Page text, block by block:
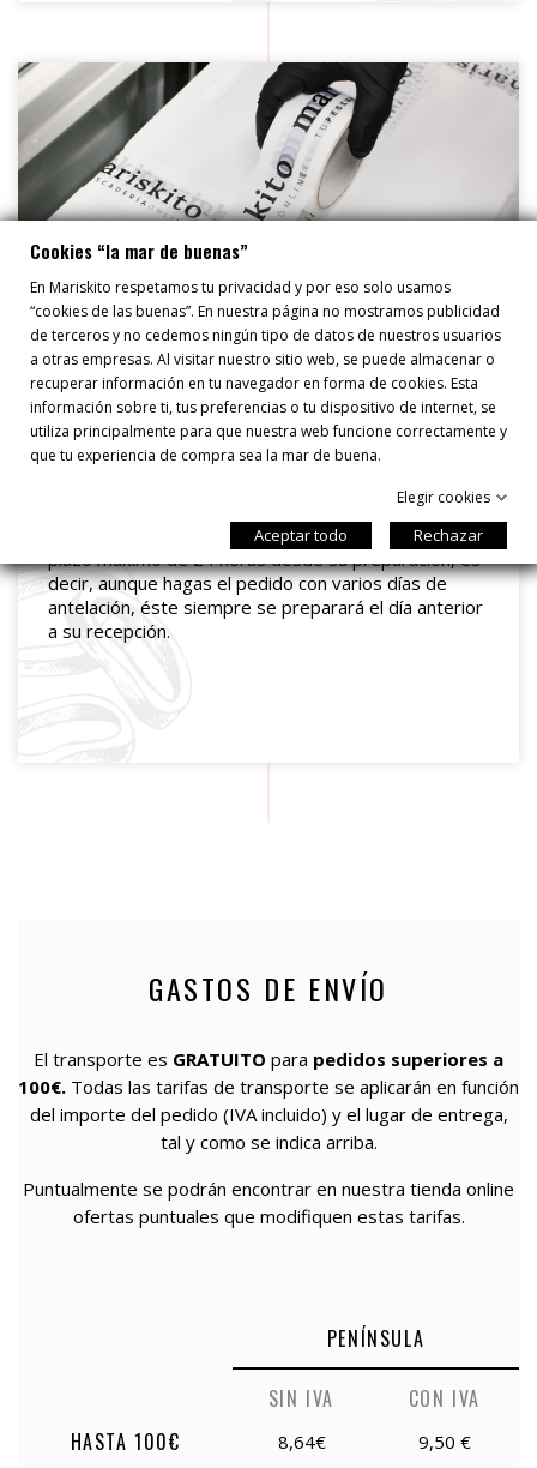
4. TÚ ESCOGES EL DÍA DE
Recibirás tu pedido el día que nos indiques y en un
plazo máximo de 24 horas desde su preparación, es
decir, aunque hagas el pedido con varios días de
antelación, éste siempre se preparará el día anterior
a su recepción.
GASTOS DE ENVÍO
El transporte es GRATUITO para pedidos superiores a
100€. Todas las tarifas de transporte se aplicarán en función
del importe del pedido (IVA incluido) y el lugar de entrega,
tal y como se indica arriba.
Puntualmente se podrán encontrar en nuestra tienda online
ofertas puntuales que modifiquen estas tarifas.
PENÍNSULA
SIN IVA
CON IVA
HASTA 100€
8,64€ 9,50 €
Cookies “la mar de buenas”
En Mariskito respetamos tu privacidad y por eso solo usamos
“cookies de las buenas”. En nuestra página no mostramos publicidad
de terceros y no cedemos ningún tipo de datos de nuestros usuarios
a otras empresas. Al visitar nuestro sitio web, se puede almacenar o
recuperar información en tu navegador en forma de cookies. Esta
información sobre ti, tus preferencias o tu dispositivo de internet, se
utiliza principalmente para que nuestra web funcione correctamente y
que tu experiencia de compra sea la mar de buena.
Elegir cookies
Aceptar todo Rechazar